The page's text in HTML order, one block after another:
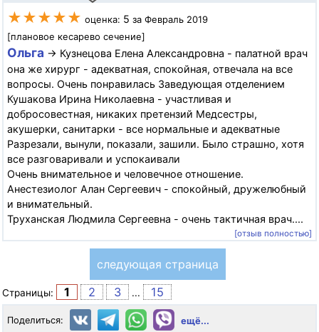
★★★★★ оценка: 5 за Февраль 2019
[плановое кесарево сечение]
Ольга → Кузнецова Елена Александровна - палатной врач
она же хирург - адекватная, спокойная, отвечала на все
вопросы. Очень понравилась Заведующая отделением
Кушакова Ирина Николаевна - участливая и
добросовестная, никаких претензий Медсестры,
акушерки, санитарки - все нормальные и адекватные
Разрезали, вынули, показали, зашили. Было страшно, хотя
все разговаривали и успокаивали
Очень внимательное и человечное отношение.
Анестезиолог Алан Сергеевич - спокойный, дружелюбный
и внимательный.
Труханская Людмила Сергеевна - очень тактичная врач....
[отзыв полностью]
следующая страница
Страницы: 1 2 3 ... 15
Поделиться: ещё...